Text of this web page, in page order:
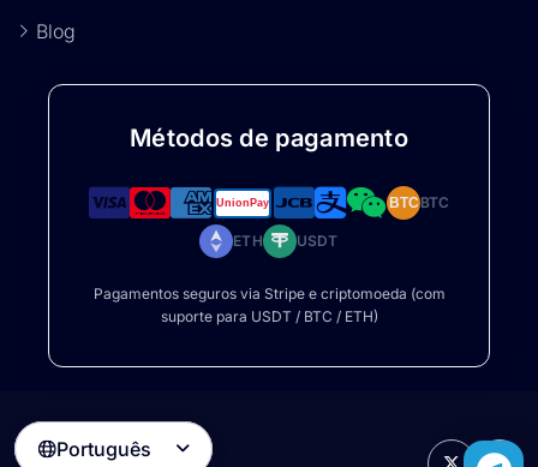
Blog
Métodos de pagamento
BTCBTC
ETH USDT
Pagamentos seguros via Stripe e criptomoeda (com
suporte para USDT / BTC / ETH)
Português 